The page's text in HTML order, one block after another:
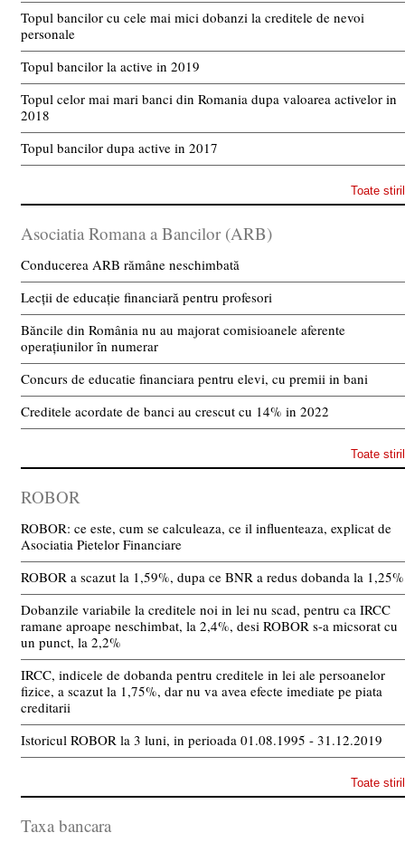
Topul bancilor cu cele mai mici dobanzi la creditele de nevoi
personale
Topul bancilor la active in 2019
Topul celor mai mari banci din Romania dupa valoarea activelor in
2018
Topul bancilor dupa active in 2017
Toate
Asociatia Romana a Bancilor (ARB)
Conducerea ARB rămâne neschimbată
Lecții de educație financiară pentru profesori
Băncile din România nu au majorat comisioanele aferente
operațiunilor în numerar
Concurs de educatie financiara pentru elevi, cu premii in bani
Creditele acordate de banci au crescut cu 14% in 2022
Toate
ROBOR
ROBOR: ce este, cum se calculeaza, ce il influenteaza, explicat de
Asociatia Pietelor Financiare
ROBOR a scazut la 1,59%, dupa ce BNR a redus dobanda la 1,25%
Dobanzile variabile la creditele noi in lei nu scad, pentru ca IRCC
ramane aproape neschimbat, la 2,4%, desi ROBOR s-a micsorat cu
un punct, la 2,2%
IRCC, indicele de dobanda pentru creditele in lei ale persoanelor
fizice, a scazut la 1,75%, dar nu va avea efecte imediate pe piata
creditarii
Istoricul ROBOR la 3 luni, in perioada 01.08.1995 - 31.12.2019
Toate
Taxa bancara